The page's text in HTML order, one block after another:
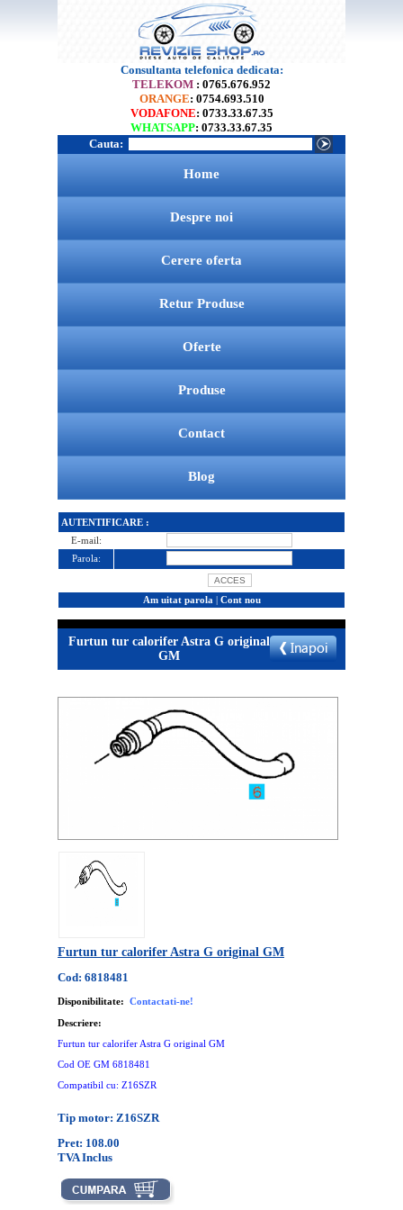
Consultanta telefonica dedicata:
TELEKOM : 0765.676.952
ORANGE: 0754.693.510
VODAFONE: 0733.33.67.35
WHATSAPP: 0733.33.67.35
Cauta:
Home
Despre noi
Cerere oferta
Retur Produse
Oferte
Produse
Contact
Blog
AUTENTIFICARE :
E-mail:
Parola:
Am uitat parola | Cont nou
Furtun tur calorifer Astra G original
GM
Furtun tur calorifer Astra G original GM
Cod: 6818481
Disponibilitate: Contactati-ne!
Descriere:
Furtun tur calorifer Astra G original GM
Cod OE GM 6818481
Compatibil cu: Z16SZR
Tip motor: Z16SZR
Pret: 108.00
TVA Inclus